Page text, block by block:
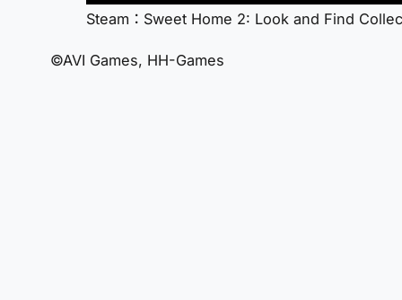
Steam：Sweet Home 2: Look and Find
©AVI Games, HH-Games